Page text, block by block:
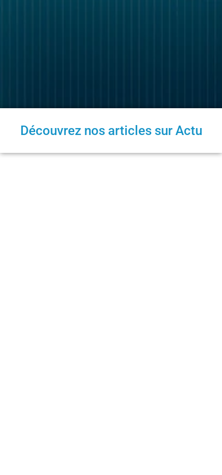
Découvrez nos articles sur Actu